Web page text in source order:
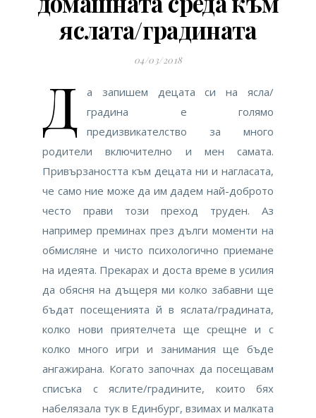
яслата/градината
04/03/2018
Д
а запишем децата си на ясла/
градина е голямо
предизвикателство за много
родители включително и мен самата.
Привързаността към децата ни и нагласата,
че само ние може да им дадем най-доброто
често прави този преход труден. Аз
например преминах през дълги моменти на
обмисляне и чисто психологично приемане
на идеята. Прекарах и доста време в усилия
да обясня на дъщеря ми колко забавни ще
бъдат посещенията й в яслата/градината,
колко нови приятелчета ще срещне и с
колко много игри и занимания ще бъде
ангажирана. Когато започнах да посещавам
списъка с яслите/градините, които бях
набелязала тук в Единбург, взимах и малката